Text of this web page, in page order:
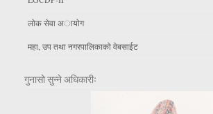
लाेक सेवा अायाेग
महा, उप तथा नगरपालिकाकाे वेबसाईट
गुनासो सुन्ने अधिकारीः